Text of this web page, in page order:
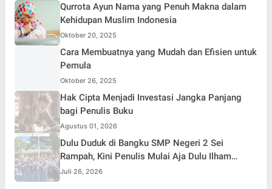
Qurrota Ayun Nama yang Penuh Makna dalam
Kehidupan Muslim Indonesia
Oktober 20, 2025
Cara Membuatnya yang Mudah dan Efisien untuk
Pemula
Oktober 26, 2025
Hak Cipta Menjadi Investasi Jangka Panjang
bagi Penulis Buku
Agustus 01, 2026
Dulu Duduk di Bangku SMP Negeri 2 Sei
Rampah, Kini Penulis Mulai Aja Dulu Ilham
Febryan Kembali sebagai Pemateri untuk
Menginspirasi Generasi Muda
Juli 26, 2026